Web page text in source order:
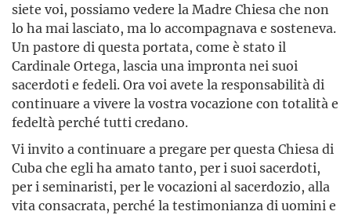
siete voi, possiamo vedere la Madre Chiesa che non
lo ha mai lasciato, ma lo accompagnava e sosteneva.
Un pastore di questa portata, come è stato il
Cardinale Ortega, lascia una impronta nei suoi
sacerdoti e fedeli. Ora voi avete la responsabilità di
continuare a vivere la vostra vocazione con totalità e
fedeltà perché tutti credano.
Vi invito a continuare a pregare per questa Chiesa di
Cuba che egli ha amato tanto, per i suoi sacerdoti,
per i seminaristi, per le vocazioni al sacerdozio, alla
vita consacrata, perché la testimonianza di uomini e